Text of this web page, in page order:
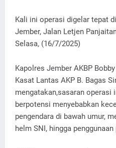
Kali ini operasi digelar tepat
Jember, Jalan Letjen
Selasa, (16/7/2025)
Kapolres Jember AKBP
Kasat Lantas AKP B. Bagas
mengatakan,sasaran operasi
berpotensi menyebabkan
pengendara di bawah umur,
helm SNI, hingga